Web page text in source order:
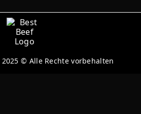
© Alle Rechte vorbehalten